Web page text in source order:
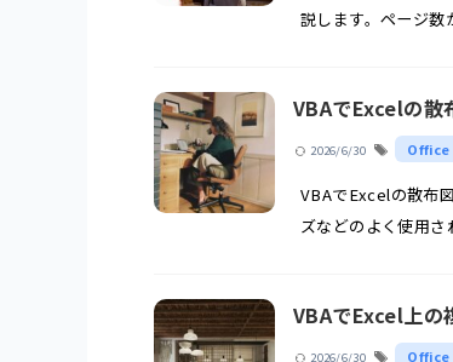
説します。ページ数
VBAでExcelの散
2026/6/30 Office
VBAでExcelの散布
ズなどのよく使用さ
VBAでExcel上の
2026/6/30 Office